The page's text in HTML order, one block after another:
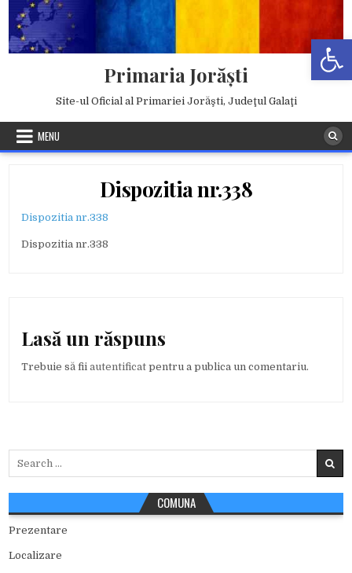
content
Primaria Jorăşti
Site-ul Oficial al Primariei Jorăşti, Judeţul Galaţi
MENU
Dispozitia nr.338
Dispozitia nr.338
Dispozitia nr.338
Lasă un răspuns
Trebuie să fiiautentificat pentru a publica un comentariu.
COMUNA
Prezentare
Localizare